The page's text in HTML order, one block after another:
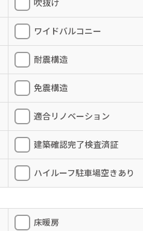
吹抜け
ワイドバルコニー
耐震構造
免震構造
適合リノベーション
建築確認完了検査済証
ハイルーフ駐車場空きあり
床暖房